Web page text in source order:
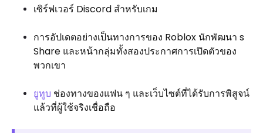
เซิร์ฟเวอร์ Discord สำหรับเกม
การอัปเดตอย่างเป็นทางการของ Roblox นักพัฒนา s
Share และหน้ากลุ่มทั้งสองประกาศการเปิดตัวของ
พวกเขา
ยูทูบ ช่องทางของแฟน ๆ และเว็บไซต์ที่ได้รับการพิสูจน์
แล้วที่ผู้ใช้จริงเชื่อถือ